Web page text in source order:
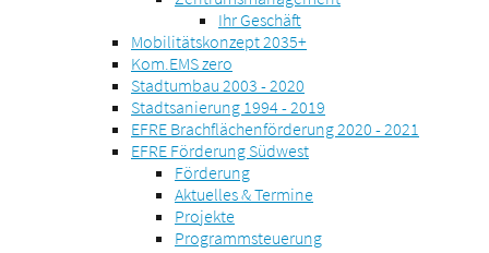
Ihr Geschäft
Mobilitätskonzept 2035+
Kom.EMS zero
Stadtumbau 2003 - 2020
Stadtsanierung 1994 - 2019
EFRE Brachflächenförderung 2020 - 2021
EFRE Förderung Südwest
Förderung
Aktuelles & Termine
Projekte
Programmsteuerung